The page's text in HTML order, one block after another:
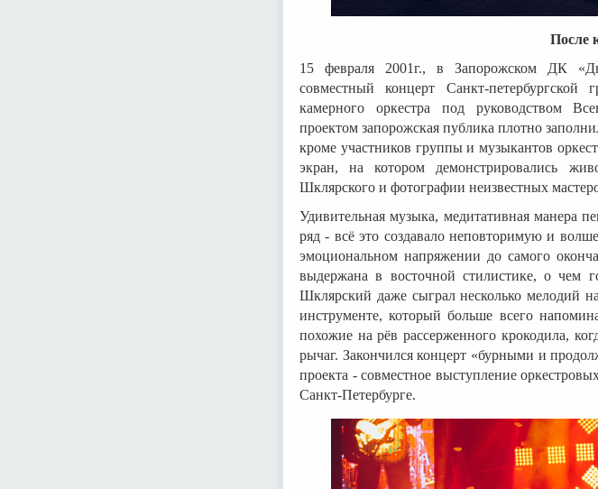
После
15 февраля 2001г., в Запорожском ДК
совместный концерт Санкт-
камерного оркестра под руководством
проектом запорожская публика плотно
кроме участников группы и музыкантов
экран, на котором демонстрировались
Шклярского и фотографии неизвестных
Удивительная музыка, медитативная манера
ряд - всё это создавало неповторимую и
эмоциональном напряжении до самого
выдержана в восточной стилистике, о чем
Шклярский даже сыграл несколько мелодий
инструменте, который больше всего
похожие на рёв рассерженного крокодила,
рычаг. Закончился концерт «бурными и
проекта - совместное выступление
Санкт-Петербурге.